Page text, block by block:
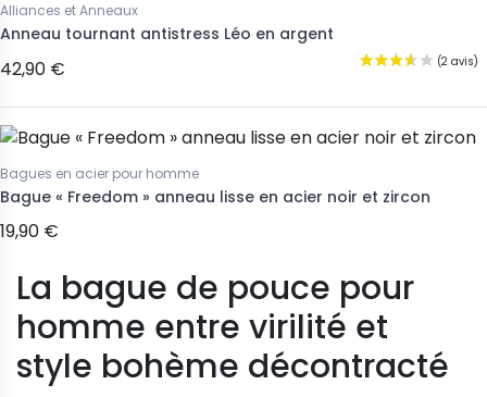
Alliances et Anneaux
Anneau tournant antistress Léo en argent
42,90 €
Bagues en acier pour homme
Bague « Freedom » anneau lisse en acier noir et zircon
19,90 €
La bague de pouce pour
homme entre virilité et
style bohème décontracté